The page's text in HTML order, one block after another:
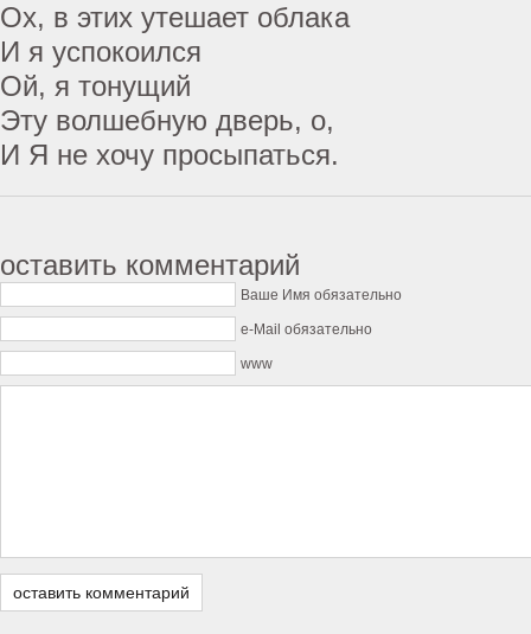
Ох, в этих утешает облака
И я успокоился
Ой, я тонущий
Эту волшебную дверь, о,
И Я не хочу просыпаться.
оставить комментарий
Ваше Имя обязательно
e-Mail обязательно
www